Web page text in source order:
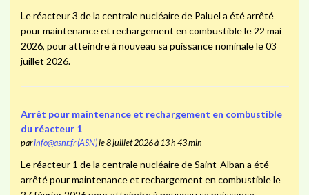
Le réacteur 3 de la centrale nucléaire de Paluel a été arrêté
pour maintenance et rechargement en combustible le 22 mai
2026, pour atteindre à nouveau sa puissance nominale le 03
juillet 2026.
Arrêt pour maintenance et rechargement en combustible
du réacteur 1
parinfo@asnr.fr (ASN)le 8 juillet 2026 à 13 h 43 min
Le réacteur 1 de la centrale nucléaire de Saint-Alban a été
arrêté pour maintenance et rechargement en combustible le